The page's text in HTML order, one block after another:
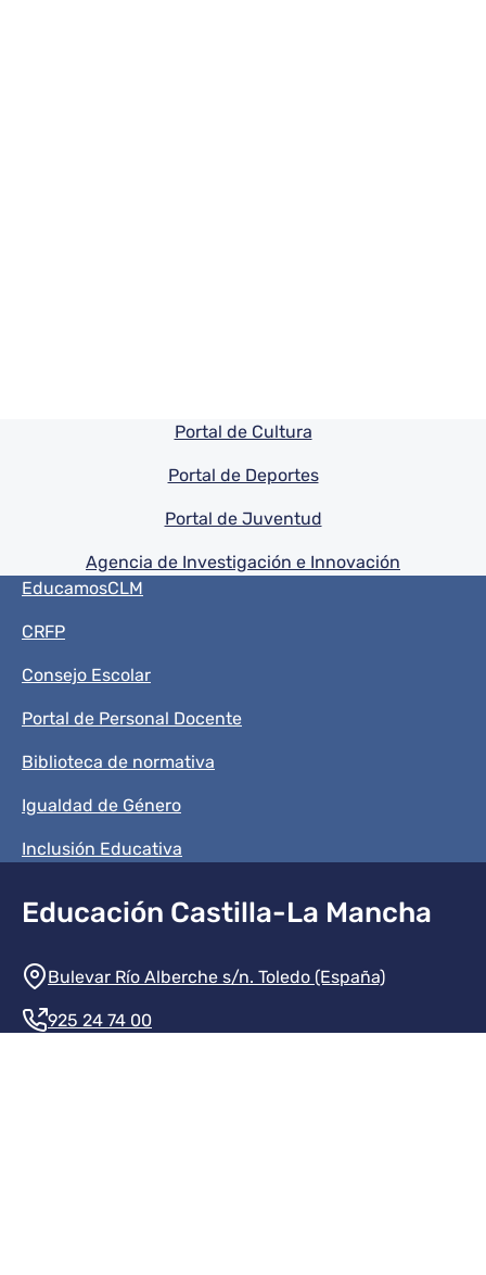
Pie de pagina información
Portal de Cultura
Portal de Deportes
Portal de Juventud
Agencia de Investigación e Innovación
Menú del pie
EducamosCLM
CRFP
Consejo Escolar
Portal de Personal Docente
Biblioteca de normativa
Igualdad de Género
Inclusión Educativa
Educación Castilla-La Mancha
Información de la institución
Bulevar Río Alberche s/n. Toledo (España)
925 24 74 00